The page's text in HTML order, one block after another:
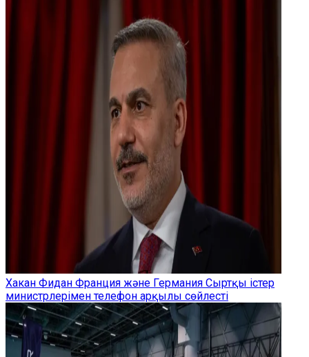
Хакан Фидан Франция және Германия Сыртқы істер
министрлерімен телефон арқылы сөйлесті